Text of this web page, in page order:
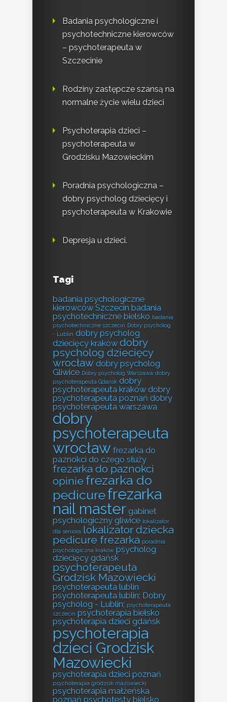
Badania psychologiczne i
psychotechniczne kierowców
– psychoterapeuta w
Szczecinie
Rodziny zastępcze szansą na
normalne życie wielu dzieci
Psychoterapia dzieci –
psychoterapeuta w
Grodzisku Mazowieckim
Poradnia psychologiczna –
dobry psycholog dziecięcy i
psychoterapeuta w Krakowie
Depresja u dzieci.
Tagi
badania psychologiczne
kierowców Szczecin badania
psychotechniczne bielsko badania
psychotechniczne szczecin Dobry psycholog
- Lublin dobry psycholog
dziecięcy kraków dobry
psycholog dziecięcy
wrocław dobry psycholog
Gliwice Dobry psycholog Warszawa dobry
psychoterapeuta Gdańsk dobry
psychoterapeuta kraków dobry
psychoterapeuta poznań dobry
psychoterapeuta warszawa
dobry
psychoterapeuta
wrocław frezarka do
paznokci do czego służy
frezarka do paznokci
opinie frezarka do
pedicurefrezarka
nail master gabinet
psychologiczny gliwice lokalizator
dla seniora lokalizator dziecka
pedicure frezarka poradnia
psychologiczna kraków psycholog
dziecięcy gdańsk
psychoterapeuta
Grodzisk Mazowiecki
psychoterapeuta lublin
psychoterapeuta lublin; Dobry
psycholog - Lublin; psychoterapeuta
szczecin psychoterapia bielsko
psychoterapia dzieci gdańsk
psychoterapia
dzieci Grodzisk
Mazowiecki
psychoterapia dzieci poznań
psychoterapia grodzisk mazowiecki
psychoterapia małżeńska
poznań psychotesty bielsko